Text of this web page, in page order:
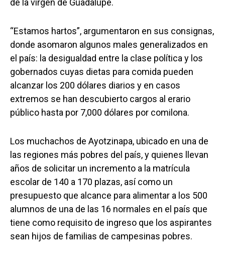
de la virgen de Guadalupe.
“Estamos hartos”, argumentaron en sus consignas,
donde asomaron algunos males generalizados en
el país: la desigualdad entre la clase política y los
gobernados cuyas dietas para comida pueden
alcanzar los 200 dólares diarios y en casos
extremos se han descubierto cargos al erario
público hasta por 7,000 dólares por comilona.
Los muchachos de Ayotzinapa, ubicado en una de
las regiones más pobres del país, y quienes llevan
años de solicitar un incremento a la matrícula
escolar de 140 a 170 plazas, así como un
presupuesto que alcance para alimentar a los 500
alumnos de una de las 16 normales en el país que
tiene como requisito de ingreso que los aspirantes
sean hijos de familias de campesinas pobres.